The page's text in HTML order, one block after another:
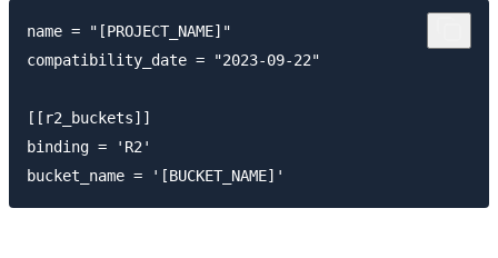
name = "[PROJECT_NAME]"
compatibility_date = "2023-09-22"
[[r2_buckets]]
binding = 'R2'